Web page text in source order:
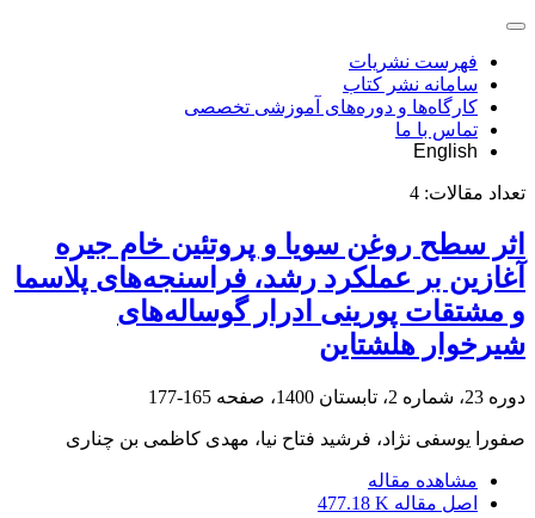
فهرست نشریات
سامانه نشر کتاب
کارگاه‌ها و دوره‌های آموزشی تخصصی
تماس با ما
English
تعداد مقالات: 4
اثر سطح روغن سویا و پروتئین خام جیره
آغازین بر عملکرد رشد، فراسنجه‌های پلاسما
و مشتقات پورینی ادرار گوساله‌های
شیرخوار هلشتاین
دوره 23، شماره 2، تابستان 1400، صفحه 165-177
صفورا یوسفی نژاد، فرشید فتاح نیا، مهدی کاظمی بن چناری
مشاهده مقاله
اصل مقاله 477.18 K